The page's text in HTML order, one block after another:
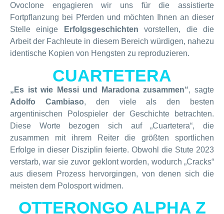
Ovoclone engagieren wir uns für die assistierte
Fortpflanzung bei Pferden und möchten Ihnen an dieser
Stelle einige
Erfolgsgeschichtenvorstellen, die die
Arbeit der Fachleute in diesem Bereich würdigen, nahezu
identische Kopien von Hengsten zu reproduzieren.
CUARTETERA
„Es ist wie Messi und Maradona zusammen“, sagte
Adolfo Cambiaso, den viele als den besten
argentinischen Polospieler der Geschichte betrachten.
Diese Worte bezogen sich auf „Cuartetera“, die
zusammen mit ihrem Reiter die größten sportlichen
Erfolge in dieser Disziplin feierte. Obwohl die Stute 2023
verstarb, war sie zuvor geklont worden, wodurch „Cracks“
aus diesem Prozess hervorgingen, von denen sich die
meisten dem Polosport widmen.
OTTERONGO ALPHA Z